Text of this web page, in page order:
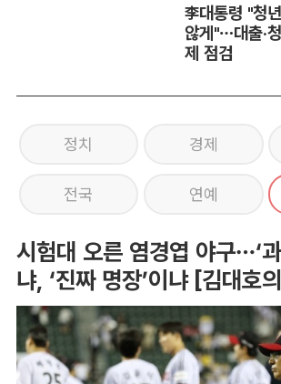
李대통령 "청
않게"…대출·
제 점검
정치 경제
전국 연예
시험대 오른 염경엽 야구…‘과
냐, ‘진짜 명장’이냐 [김대호